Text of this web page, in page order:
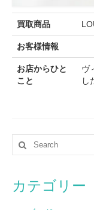
買取商品
お客様情報
お店からひと
こと
ヴ
し
カテゴリー